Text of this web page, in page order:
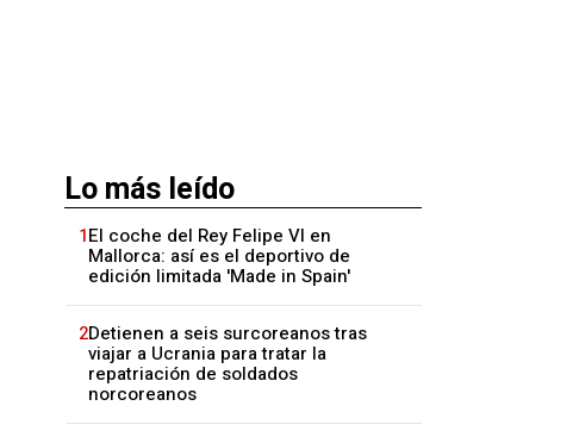
Lo más leído
1El coche del Rey Felipe VI en
Mallorca: así es el deportivo de
edición limitada 'Made in Spain'
2Detienen a seis surcoreanos tras
viajar a Ucrania para tratar la
repatriación de soldados
norcoreanos